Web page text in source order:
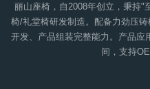
丽山座椅，自2008年创立，秉持"
椅/礼堂椅研发制造。配备力劲压
开发、产品组装完整能力。产品应
间，支持